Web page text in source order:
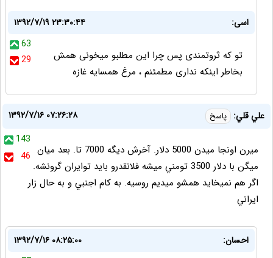
اسی:
۱۳۹۲/۷/۱۹ ۲۳:۳۰:۴۴
63
29
تو که ثروتمندی پس چرا این مطلبو میخونی همش
بخاطر اینکه نداری مطمئنم ، مرغ همسایه غازه
علي قلي: پاسخ
۱۳۹۲/۷/۱۶ ۰۷:۲۶:۲۸
143
46 ميرن اونجا ميدن 5000 دلار. آخرش ديگه 7000 تا. بعد ميان
ميگن با دلار 3500 تومني ميشه فلانقدرو بايد توايران گرونشه.
اگر هم نميخايد همشو ميديم روسيه. به كام اجنبي و به حال زار
ايراني
احسان:
۱۳۹۲/۷/۱۶ ۰۸:۲۵:۰۰